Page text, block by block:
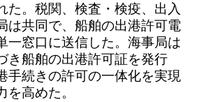
た。税関、検査・検疫、出入
は共同で、船舶の出港許可電
一窓口に送信した。海事局は
き船舶の出港許可証を発行
手続きの許可の一体化を実現
を高めた。